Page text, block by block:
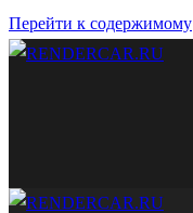
Перейти к содержимому